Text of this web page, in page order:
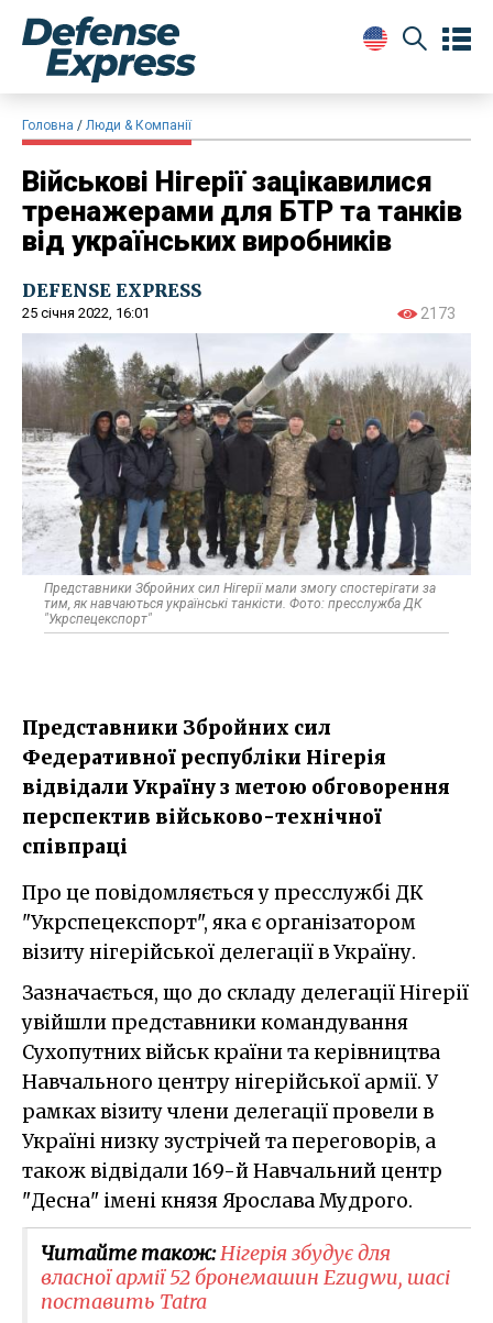
Головна Люди & Компанії
Військові Нігерії зацікавилися
тренажерами для БТР та танків
від українських виробників
DEFENSE EXPRESS
25 січня 2022, 16:01 2173
Представники Збройних сил Нігерії мали змогу спостерігати за
тим, як навчаються українські танкісти. Фото: пресслужба ДК
"Укрспецекспорт"
Представники Збройних сил
Федеративної республіки Нігерія
відвідали Україну з метою обговорення
перспектив військово-технічної
співпраці
Про це повідомляється у пресслужбі ДК
"Укрспецекспорт", яка є організатором
візиту нігерійської делегації в Україну.
Зазначається, що до складу делегації Нігерії
увійшли представники командування
Сухопутних військ країни та керівництва
Навчального центру нігерійської армії. У
рамках візиту члени делегації провели в
Україні низку зустрічей та переговорів, а
також відвідали 169-й Навчальний центр
"Десна" імені князя Ярослава Мудрого.
Читайте також:Нігерія збудує для
власної армії 52 бронемашин Ezugwu, шасі
поставить Tatra